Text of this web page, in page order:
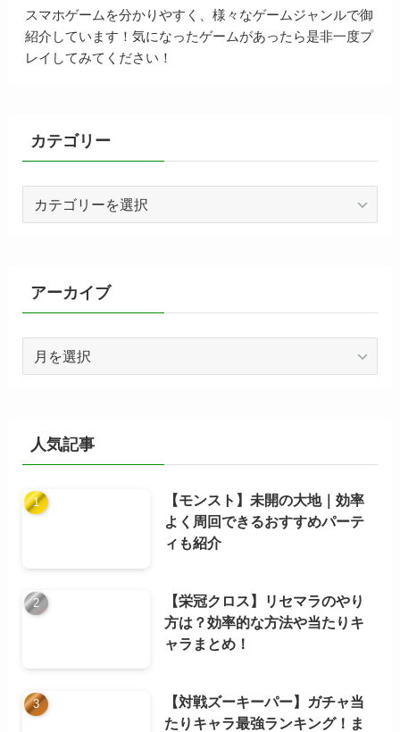
スマホゲームを分かりやすく、様々なゲームジャンルで御
紹介しています！気になったゲームがあったら是非一度プ
レイしてみてください！
カテゴリー
ーアーカイブ
人気記事
【モンスト】未開の大地｜効率
よく周回できるおすすめパーテ
ィも紹介
【栄冠クロス】リセマラのやり
方は？効率的な方法や当たりキ
ャラまとめ！
【対戦ズーキーパー】ガチャ当
たりキャラ最強ランキング！ま